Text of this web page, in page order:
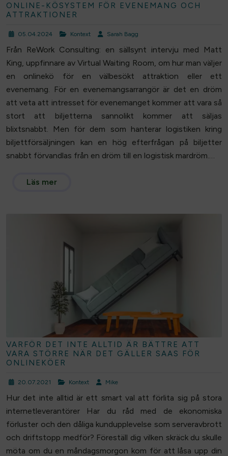
ONLINE-KÖSYSTEM FÖR EVENEMANG OCH
ATTRAKTIONER
05.04.2024 Kontext Sarah Bagg
Från ReWork Consulting: en sällsynt intervju med Matt
King, uppfinnare av Virtual Waiting Room, om hur man väljer
en onlinekö för en välbesökt attraktion eller ett
evenemang. För en evenemangsarrangör är det en dröm
att veta att intresset för evenemanget kommer att vara så
stort att biljetterna sannolikt kommer att säljas
blixtsnabbt. Men för dem som hanterar logistiken kring
biljettförsäljningen kan en hög efterfrågan på biljetter
snabbt förvandlas från en dröm till en logistisk mardröm.…
Läs mer
VARFÖR DET INTE ALLTID ÄR BÄTTRE ATT
VARA STÖRRE NÄR DET GÄLLER SAAS FÖR
ONLINEKÖER
20.07.2021 Kontext Mike
Hur det inte alltid är ett smart val att förlita sig på stora
internetleverantörer Har du råd med de ekonomiska
förluster och den dåliga kundupplevelse som serveravbrott
och driftstopp medför? Föreställ dig vilken skräck du skulle
möta om du en måndagsmorgon kom för att låsa upp din